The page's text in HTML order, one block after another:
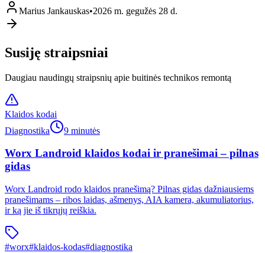
Marius Jankauskas•2026 m. gegužės 28 d.
Susiję straipsniai
Daugiau naudingų straipsnių apie buitinės technikos remontą
Klaidos kodai
Diagnostika
9 minutės
Worx Landroid klaidos kodai ir pranešimai – pilnas
gidas
Worx Landroid rodo klaidos pranešimą? Pilnas gidas dažniausiems
pranešimams – ribos laidas, ašmenys, AIA kamera, akumuliatorius,
ir ką jie iš tikrųjų reiškia.
#worx#klaidos-kodas#diagnostika